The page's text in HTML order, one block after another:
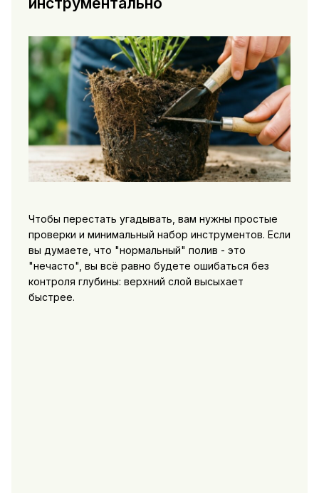
Чтобы перестать угадывать, вам нужны простые
проверки и минимальный набор инструментов. Если
вы думаете, что "нормальный" полив - это
"нечасто", вы всё равно будете ошибаться без
контроля глубины: верхний слой высыхает
быстрее.